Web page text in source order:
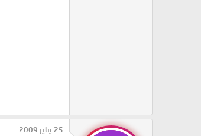
25 يناير 2009